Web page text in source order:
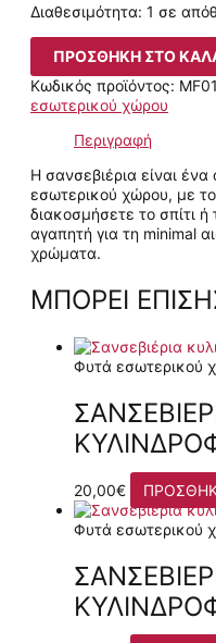
Διαθεσιμότητα: 1 σε
ΠΡΟΣΘΉΚΗ ΣΤΟ
Κωδικός προϊόντος:
εσωτερικού χώρου
Περιγραφή
Η σανσεβιέρια είναι
εσωτερικού χώρου, με
διακοσμήσετε το σπίτι ή
αγαπητή για τη minimal
χρώματα.
ΜΠΟΡΕΊ
Φυτά εσωτερικού
20,00€
Φυτά εσωτερικού